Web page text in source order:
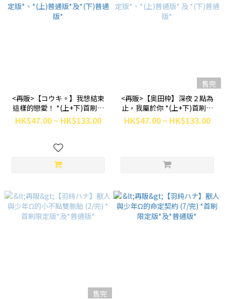
<再販>【コウキ。】我想結束
這樣的戀愛！ *(上+下)首刷限
定版*、*(上)普通版*及*(下)普
通版*
HK$47.00 ~ HK$133.00
售完
<再販>【奥田枠】深夜２點為
止，我屬於你 *(上+下)首刷限
定版*、*(上)普通版* 及 *(下)普
通版*
HK$47.00 ~ HK$133.00
售完